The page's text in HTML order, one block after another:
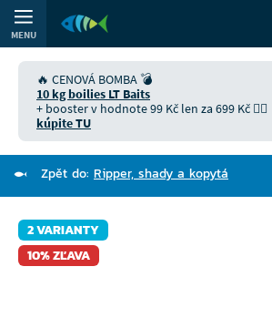
MENU
🔥 CENOVÁ BOMBA 💣
10 kg boilies LT Baits
+ booster v hodnote 99 Kč len za 699 Kč 👉🏻
kúpite TU
Zpět do: Ripper, shady a kopytá
2 VARIANTY
10% ZĽAVA